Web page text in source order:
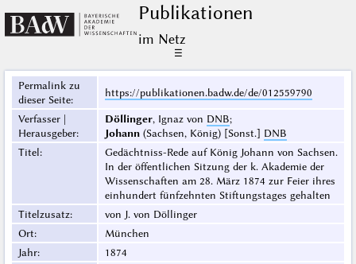
Publikationen
im Netz
☰
Permalink zu
dieser Seite:
https://publikationen.badw.de/de/012559790
Verfasser |
Herausgeber:
Döllinger, Ignaz von DNB;
Johann(Sachsen, König) [Sonst.] DNB
Titel:
Gedächtniss-Rede auf König Johann von Sachsen.
In der öffentlichen Sitzung der k. Akademie der
Wissenschaften am 28. März 1874 zur Feier ihres
einhundert fünfzehnten Stiftungstages gehalten
Titelzusatz:
von J. von Döllinger
Ort:
München
Jahr:
1874